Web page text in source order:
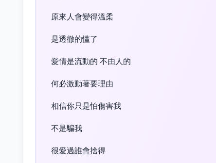
原來人會變得溫柔
是透徹的懂了
愛情是流動的 不由人的
何必激動著要理由
相信你只是怕傷害我
不是騙我
很愛過誰會捨得